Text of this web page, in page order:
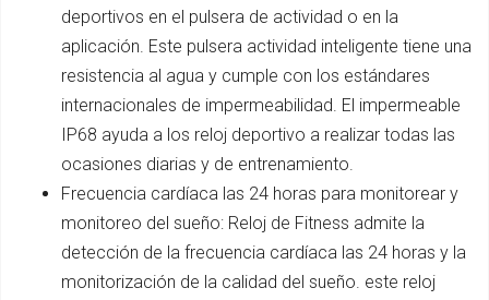
deportivos en el pulsera de actividad o en la
aplicación. Este pulsera actividad inteligente tiene una
resistencia al agua y cumple con los estándares
internacionales de impermeabilidad. El impermeable
IP68 ayuda a los reloj deportivo a realizar todas las
ocasiones diarias y de entrenamiento.
Frecuencia cardíaca las 24 horas para monitorear y
monitoreo del sueño: Reloj de Fitness admite la
detección de la frecuencia cardíaca las 24 horas y la
monitorización de la calidad del sueño. este reloj